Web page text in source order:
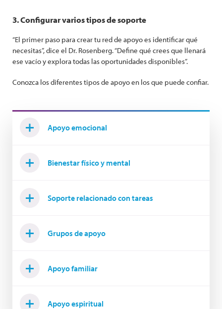
3. Configurar varios tipos de soporte
“El primer paso para crear tu red de apoyo es identificar qué
necesitas”, dice el Dr. Rosenberg. “Define qué crees que llenará
ese vacío y explora todas las oportunidades disponibles”.
Conozca los diferentes tipos de apoyo en los que puede confiar.
Apoyo emocional
Bienestar físico y mental
Soporte relacionado con tareas
Grupos de apoyo
Apoyo familiar
Apoyo espiritual